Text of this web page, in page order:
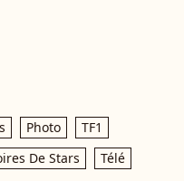
Photo
TF1
De Stars Télé